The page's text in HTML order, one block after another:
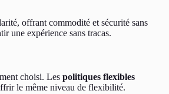
offrant commodité et sécurité sans
une expérience sans tracas.
choisi. Les politiques flexibles
le même niveau de flexibilité.